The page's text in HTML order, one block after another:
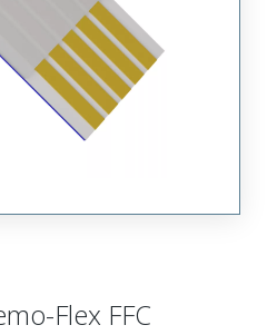
Flex FFC